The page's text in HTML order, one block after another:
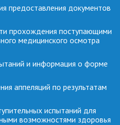
предоставления документов
прохождения поступающими
медицинского осмотра
и информация о форме
аппеляций по результатам
испытаний для
возможностями здоровья